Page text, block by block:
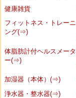
健康雑貨
フィットネス・トレーニ
ング(⇒)
体脂肪計付ヘルスメータ
ー(⇒)
加湿器（本体）(⇒)
浄水器・整水器(⇒)